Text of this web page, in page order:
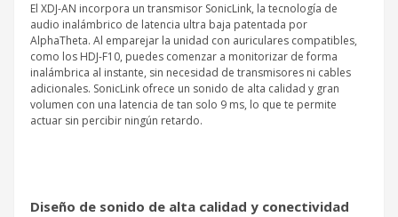
El XDJ-AN incorpora un transmisor SonicLink, la tecnología de
audio inalámbrico de latencia ultra baja patentada por
AlphaTheta. Al emparejar la unidad con auriculares compatibles,
como los HDJ-F10, puedes comenzar a monitorizar de forma
inalámbrica al instante, sin necesidad de transmisores ni cables
adicionales. SonicLink ofrece un sonido de alta calidad y gran
volumen con una latencia de tan solo 9 ms, lo que te permite
actuar sin percibir ningún retardo.
Diseño de sonido de alta calidad y conectividad